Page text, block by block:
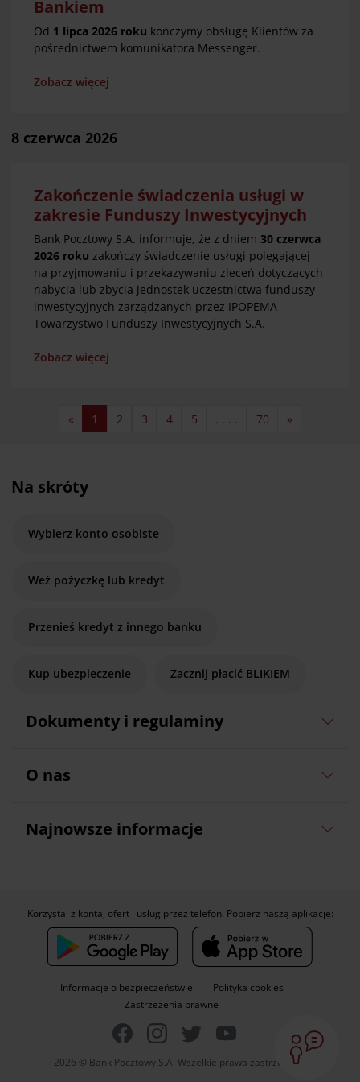
Bankiem
Od 1 lipca 2026 roku kończymy obsługę Klientów za
pośrednictwem komunikatora Messenger.
Zobacz więcej
8 czerwca 2026
Zakończenie świadczenia usługi w
zakresie Funduszy Inwestycyjnych
Bank Pocztowy S.A. informuje, że z dniem 30 czerwca
2026 roku zakończy świadczenie usługi polegającej
na przyjmowaniu i przekazywaniu zleceń dotyczących
nabycia lub zbycia jednostek uczestnictwa funduszy
inwestycyjnych zarządzanych przez IPOPEMA
Towarzystwo Funduszy Inwestycyjnych S.A.
Zobacz więcej
« 1 2 3 4 5 . . . . 70 »
Na skróty
Wybierz konto osobiste
Weź pożyczkę lub kredyt
Przenieś kredyt z innego banku
Kup ubezpieczenie Zacznij płacić BLIKIEM
Dokumenty i regulaminy
O nas
Najnowsze informacje
Informacje o bezpieczeństwie
Polityka cookies
Zastrzeżenia prawne
2026 © Bank Pocztowy S.A. Wszelkie prawa zastrzeżone.
Korzystaj z konta, ofert i usług przez telefon. Pobierz naszą aplikację: